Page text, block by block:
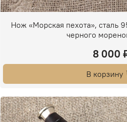
Нож «Морская пехота», сталь
черного
8 000
В корзину